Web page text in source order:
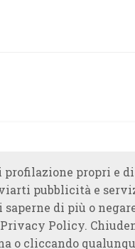
propri e
pubblicità e
saperne di più o
Policy.
o cliccando